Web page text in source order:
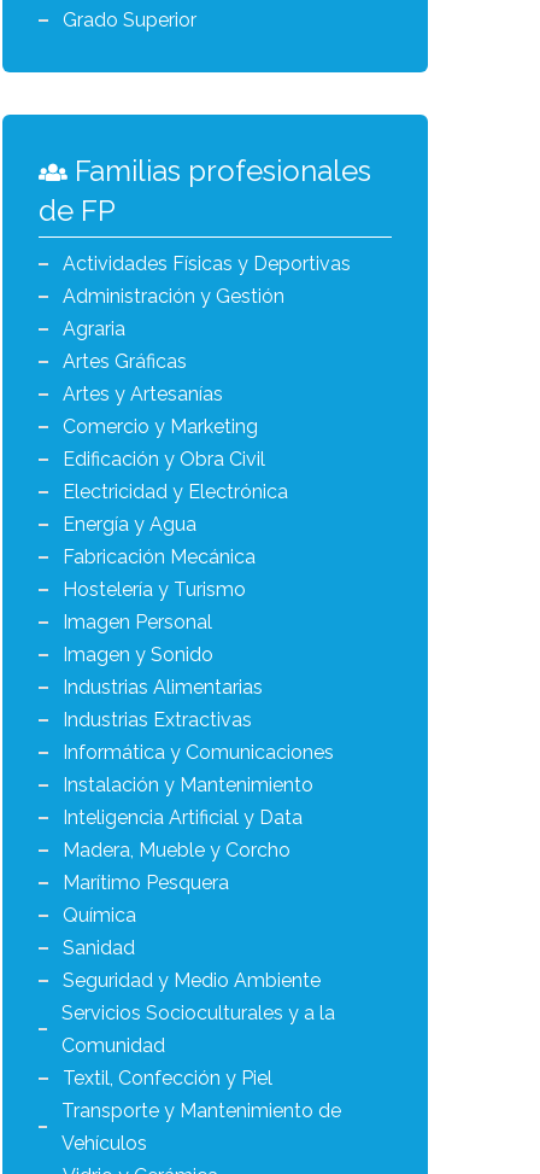
Grado Superior
Familias profesionales
de FP
Actividades Físicas y Deportivas
Administración y Gestión
Agraria
Artes Gráficas
Artes y Artesanías
Comercio y Marketing
Edificación y Obra Civil
Electricidad y Electrónica
Energía y Agua
Fabricación Mecánica
Hostelería y Turismo
Imagen Personal
Imagen y Sonido
Industrias Alimentarias
Industrias Extractivas
Informática y Comunicaciones
Instalación y Mantenimiento
Inteligencia Artificial y Data
Madera, Mueble y Corcho
Marítimo Pesquera
Química
Sanidad
Seguridad y Medio Ambiente
Servicios Socioculturales y a la
Comunidad
Textil, Confección y Piel
Transporte y Mantenimiento de
Vehículos